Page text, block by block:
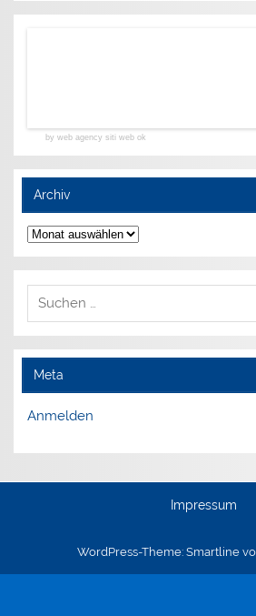
by web agency siti web ok
Archiv
Archiv
Meta
Anmelden
Impressum
WordPress-Theme: Smartline